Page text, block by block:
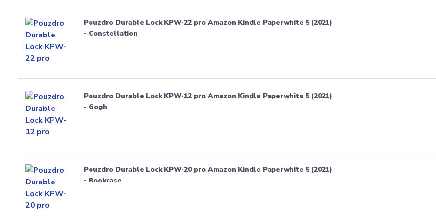
Pouzdro Durable Lock KPW-22 pro Amazon Kindle Paperwhite 5 (2021)
- Constellation
Pouzdro Durable Lock KPW-12 pro Amazon Kindle Paperwhite 5 (2021)
- Gogh
Pouzdro Durable Lock KPW-20 pro Amazon Kindle Paperwhite 5 (2021)
- Bookcase